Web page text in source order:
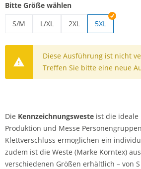
Bitte Größe wählen
S/M
L/XL
2XL
5XL
Diese Ausführung ist nicht
Treffen Sie bitte eine neue
Die Kennzeichnungsweste ist die ideale
Produktion und Messe
Klettverschluss ermöglichen ein
zudem ist die Weste (Marke Korntex)
verschiedenen Größen erhältlich – von S